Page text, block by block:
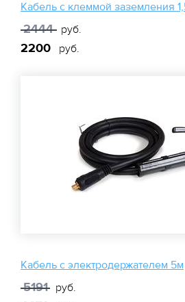
Кабель с клеммой заземления
2444 руб.
2200 руб.
Кабель с электродержателем 5м
5191 руб.